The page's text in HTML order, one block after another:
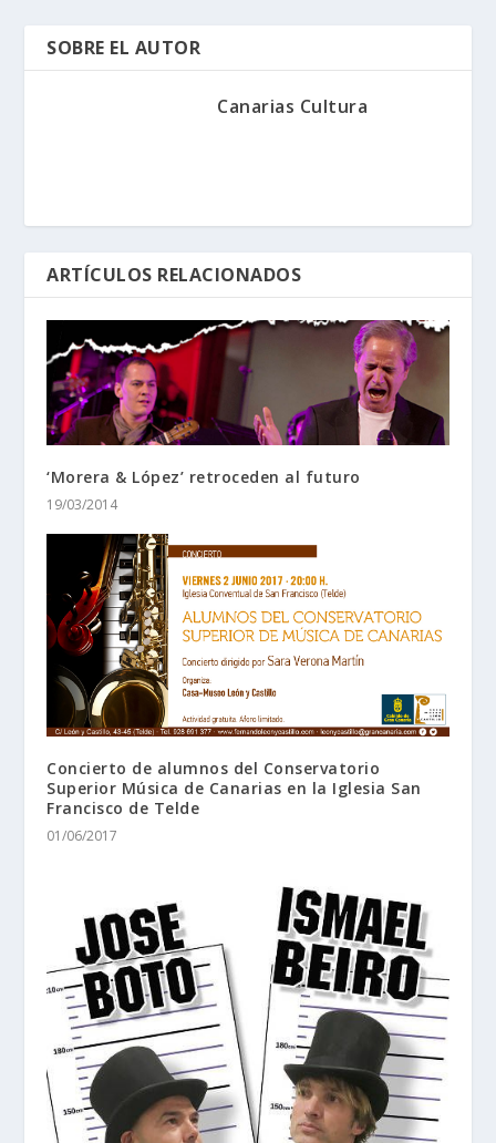
SOBRE EL AUTOR
Canarias Cultura
ARTÍCULOS RELACIONADOS
‘Morera & López’ retroceden al futuro
19/03/2014
Concierto de alumnos del Conservatorio
Superior Música de Canarias en la Iglesia San
Francisco de Telde
01/06/2017